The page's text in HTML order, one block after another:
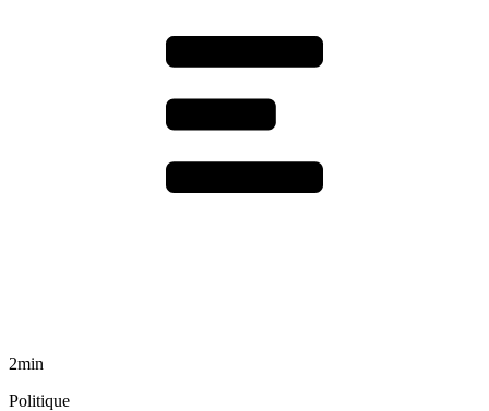
2min
Politique